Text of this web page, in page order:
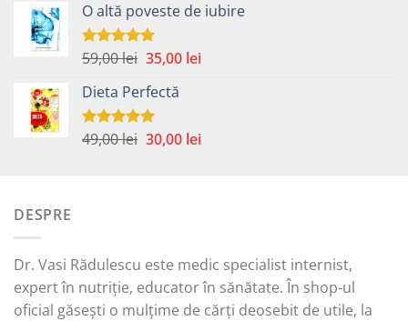
a
fost:
42,00 lei.
este:
O altă poveste de iubire
Evaluat la
59,00lei Prețul
a
fost:
59,00 lei.
35,00 leiPrețul
Dieta Perfectă
Evaluat la
49,00lei Prețul
30,00 leiPrețul
DESPRE
Dr. Vasi Rădulescu este medic specialist internist,
expert în nutriție, educator în sănătate. În shop-ul
oficial găsești o mulțime de cărți deosebit de utile, la